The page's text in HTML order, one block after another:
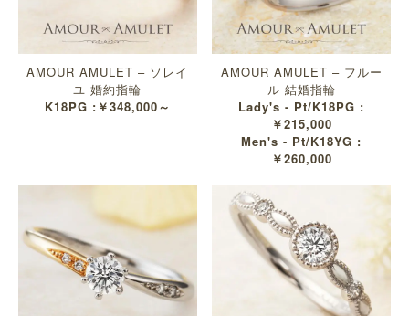
AMOUR AMULET – ソレイ
ユ 婚約指輪
K18PG :￥348,000～
AMOUR AMULET – フルー
ル 結婚指輪
Lady's - Pt/K18PG :
￥215,000
Men's - Pt/K18YG :
￥260,000